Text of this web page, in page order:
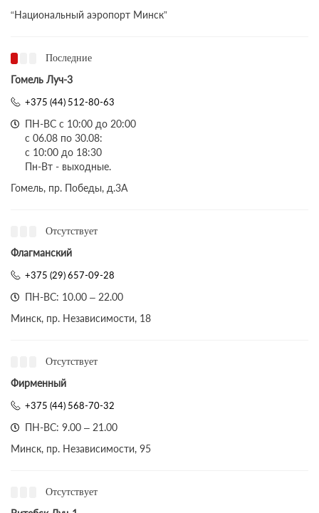
“Национальный аэропорт Минск”
Последние
Гомель Луч-3
+375 (44) 512-80-63
ПН-ВС с 10:00 до 20:00
с 06.08 по 30.08:
с 10:00 до 18:30
Пн-Вт - выходные.
Гомель, пр. Победы, д.3A
Отсутствует
Флагманский
+375 (29) 657-09-28
ПН-ВС: 10.00 – 22.00
Минск, пр. Независимости, 18
Отсутствует
Фирменный
+375 (44) 568-70-32
ПН-ВС: 9.00 – 21.00
Минск, пр. Независимости, 95
Отсутствует